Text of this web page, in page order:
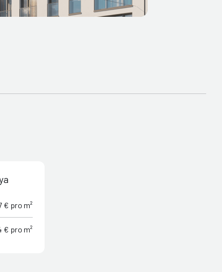
€ pro m²
€ pro m²